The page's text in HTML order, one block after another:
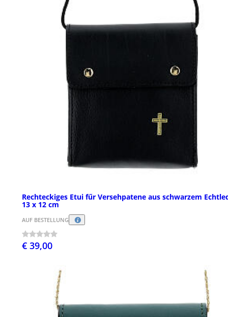
Rechteckiges Etui fűr Versehpatene aus schwarzem
13 x 12 cm
AUF BESTELLUNG
€ 39,00